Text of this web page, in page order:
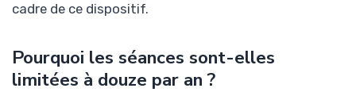
cadre de ce dispositif.
Pourquoi les séances sont-elles
limitées à douze par an ?